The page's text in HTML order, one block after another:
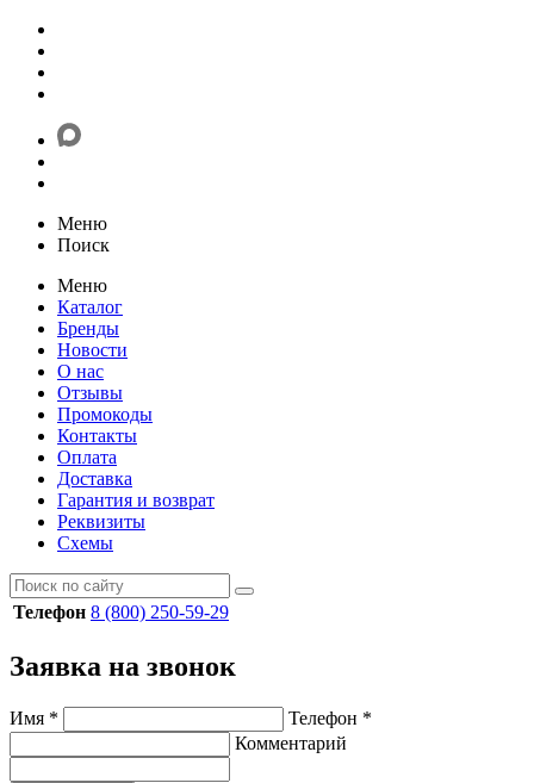
Меню
Поиск
Меню
Каталог
Бренды
Новости
О нас
Отзывы
Промокоды
Контакты
Оплата
Доставка
Гарантия и возврат
Реквизиты
Схемы
Телефон 8 (800) 250-59-29
Заявка на звонок
Имя * Телефон *
Комментарий